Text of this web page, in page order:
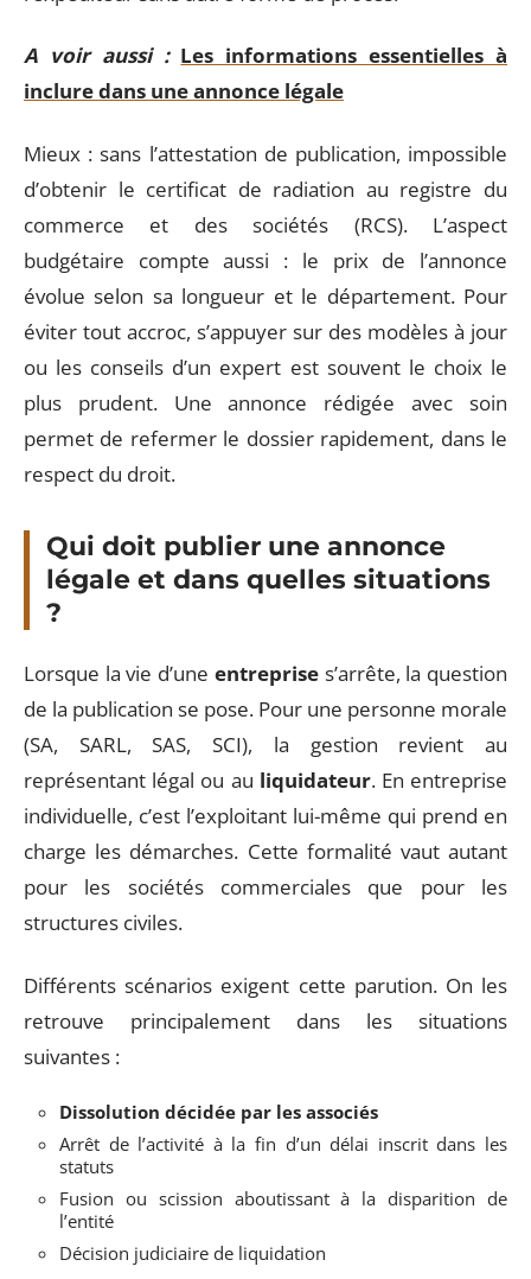
A voir aussi : Les informations essentielles à
inclure dans une annonce légale
Mieux : sans l’attestation de publication, impossible
d’obtenir le certificat de radiation au registre du
commerce et des sociétés (RCS). L’aspect
budgétaire compte aussi : le prix de l’annonce
évolue selon sa longueur et le département. Pour
éviter tout accroc, s’appuyer sur des modèles à jour
ou les conseils d’un expert est souvent le choix le
plus prudent. Une annonce rédigée avec soin
permet de refermer le dossier rapidement, dans le
respect du droit.
Qui doit publier une annonce
légale et dans quelles situations
?
Lorsque la vie d’une entreprises’arrête, la question
de la publication se pose. Pour une personne morale
(SA, SARL, SAS, SCI), la gestion revient au
représentant légal ou au liquidateur. En entreprise
individuelle, c’est l’exploitant lui-même qui prend en
charge les démarches. Cette formalité vaut autant
pour les sociétés commerciales que pour les
structures civiles.
Différents scénarios exigent cette parution. On les
retrouve principalement dans les situations
suivantes :
Dissolution décidée par les associés
Arrêt de l’activité à la fin d’un délai inscrit dans les
statuts
Fusion ou scission aboutissant à la disparition de
l’entité
Décision judiciaire de liquidation